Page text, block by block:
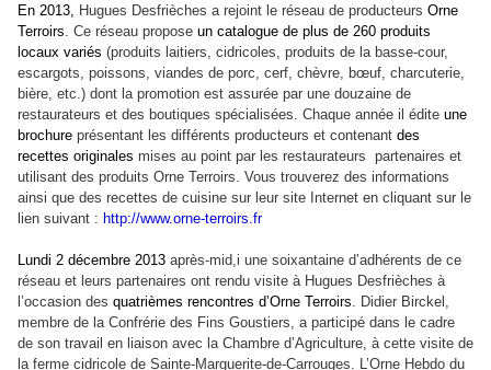
En 2013, Hugues Desfrièches a rejoint le réseau de producteurs Orne
Terroirs . Ce réseau propose un catalogue de plus de 260 produits
locaux variés (produits laitiers, cidricoles, produits de la basse-cour,
escargots, poissons, viandes de porc, cerf, chèvre, bœuf, charcuterie,
bière, etc.) dont la promotion est assurée par une douzaine de
restaurateurs et des boutiques spécialisées. Chaque année il édite une
brochure présentant les différents producteurs et contenant des
recettes originales mises au point par les restaurateurs partenaires et
utilisant des produits Orne Terroirs. Vous trouverez des informations
ainsi que des recettes de cuisine sur leur site Internet en cliquant sur le
lien suivant : http://www.orne-terroirs.fr
Lundi 2 décembre 2013 après-mid,i une soixantaine d’adhérents de ce
réseau et leurs partenaires ont rendu visite à Hugues Desfrièches à
l’occasion des quatrièmes rencontres d’Orne Terroirs . Didier Birckel,
membre de la Confrérie des Fins Goustiers, a participé dans le cadre
de son travail en liaison avec la Chambre d’Agriculture, à cette visite de
la ferme cidricole de Sainte-Marguerite-de-Carrouges. L’Orne Hebdo du